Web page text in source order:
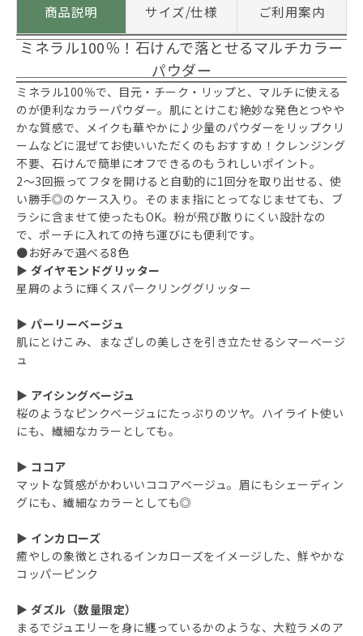
商品説明 サイズ/仕様 ご利用案内
ミネラル100％！石けんで落とせるマルチカラー
パウダー
ミネラル100％で、目元・チーク・リップと、マルチに使える
のが便利なカラーパウダー。肌にとけこむ絶妙な発色とつやや
かな質感で、メイクも華やかに♪少量のパウダーをリップクリ
ームなどに混ぜてお使いいただくのもおすすめ！クレンジング
不要、石けんで簡単にオフできるのもうれしいポイント。
2～3回振ってフタを開けると自動的に1回分を取り出せる、使
い勝手◎のケース入り。そのまま指にとってなじませても、ブ
ラシに含ませて使ったもOK。粉が飛び散りにくい設計なの
で、ポーチに入れての持ち運びにも便利です。
●お好みで選べる8色
▶ ダイヤモンドグリッター
星屑のように輝くスパークリンググリッター
▶ パーリーベージュ
肌にとけこみ、まなざしの美しさを引き立たせるシマーベージ
ュ
▶ アイシングベージュ
桜のようなピンクベージュにたっぷりのツヤ。ハイライト使い
にも、繊細なカラーとしても。
▶ ココア
マットな質感がかわいいココアベージュ。眉にもシェーディン
グにも、繊細なカラーとしても◎
▶ インカローズ
癒やしの象徴とされるインカローズをイメージした、鮮やかな
コッパーピンク
▶ ダズル（数量限定）
まるでジュエリーを身に纏っているかのような、大粒ラメのア